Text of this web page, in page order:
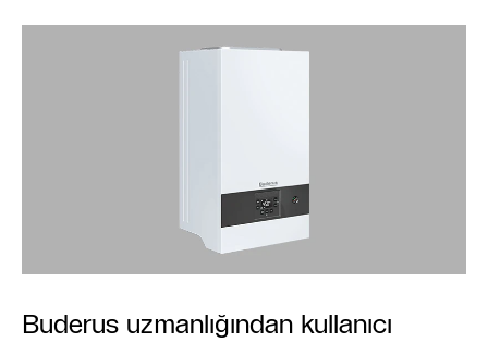
Buderus uzmanlığından kullanıcı